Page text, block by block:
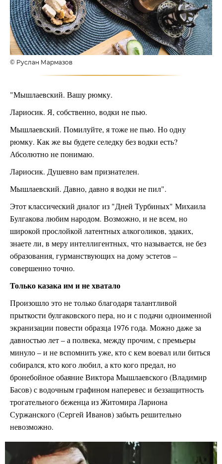
© Руслан Мармазов
"Мышлаевский. Вашу рюмку.
Лариосик. Я, собственно, водки не пью.
Мышлаевский. Помилуйте, я тоже не пью. Но одну
рюмку. Как же вы будете селедку без водки есть?
Абсолютно не понимаю.
Лариосик. Душевно вам признателен.
Мышлаевский. Давно, давно я водки не пил".
Этот классический диалог из "Дней Турбиных" Михаила
Булгакова любим народом. Возможно, и не всем, но
широкой прослойкой латентных алкоголиков, эдаких,
знаете ли, в меру интеллигентных, что называется, не без
образования, гурманствующих на дому эстетов –
совершенно точно.
Только казака им и не хватало
Произошло это не только благодаря талантливой
прыткости булгаковского пера, но и с подачи одноименной
экранизации повести образца 1976 года. Можно даже за
давностью лет – а полвека, между прочим, с премьеры
минуло – и не вспомнить уже, кто с кем воевал или биться
собирался, кто кого любил, а кто кого предал, но
бронебойное обаяние Виктора Мышлаевского (Владимир
Басов) с водочным графином наперевес и беззащитность
трогательного беженца из Житомира Лариона
Суржанского (Сергей Иванов) забыть решительно
невозможно.